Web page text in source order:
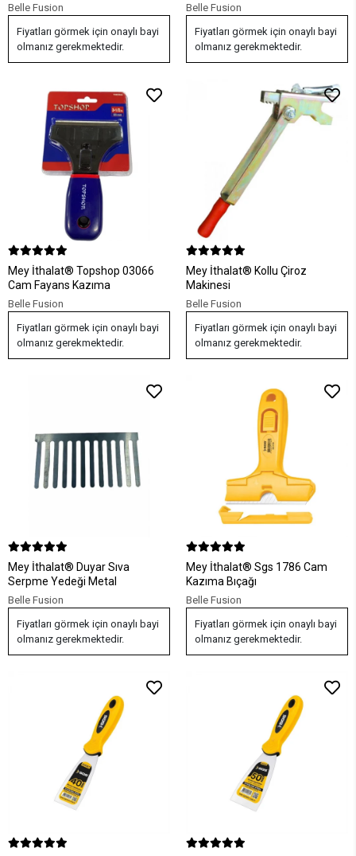
Belle Fusion
Fiyatları görmek için onaylı bayi
olmanız gerekmektedir.
Belle Fusion
Fiyatları görmek için onaylı bayi
olmanız gerekmektedir.
Mey İthalat® Topshop 03066
Cam Fayans Kazıma
Belle Fusion
Fiyatları görmek için onaylı bayi
olmanız gerekmektedir.
Mey İthalat® Kollu Çiroz
Makinesi
Belle Fusion
Fiyatları görmek için onaylı bayi
olmanız gerekmektedir.
Mey İthalat® Duyar Sıva
Serpme Yedeği Metal
Belle Fusion
Fiyatları görmek için onaylı bayi
olmanız gerekmektedir.
Mey İthalat® Sgs 1786 Cam
Kazıma Bıçağı
Belle Fusion
Fiyatları görmek için onaylı bayi
olmanız gerekmektedir.